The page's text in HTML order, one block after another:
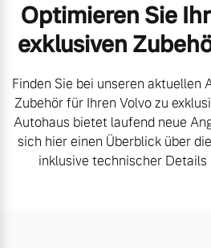
Aktuelle
Über uns
Optimieren Sie
exklusiven
Finden Sie bei unseren aktuellen
Zubehör für Ihren Volvo zu
Autohaus bietet laufend neue
sich hier einen Überblick über
inklusive technischer